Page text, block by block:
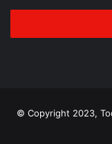
© Copyright 2023,